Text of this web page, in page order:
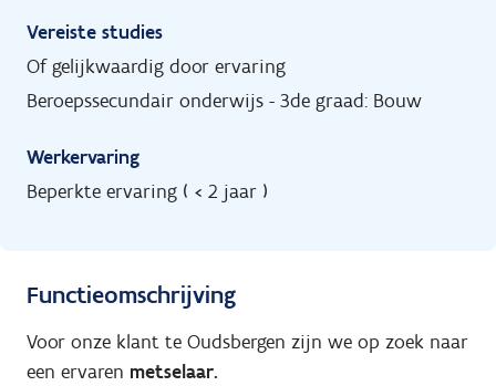
Vereiste studies
Of gelijkwaardig door ervaring
Beroepssecundair onderwijs - 3de graad: Bouw
Werkervaring
Beperkte ervaring ( < 2 jaar )
Functieomschrijving
Voor onze klant te Oudsbergen zijn we op zoek naar
een ervaren metselaar.